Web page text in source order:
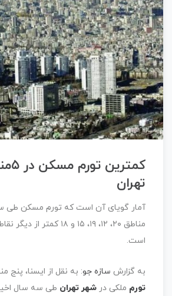
تهران
آمار گویای آن است که تورم مسکن طی
مناطق ۲۰، ۱۲، ۱۹، ۱۵ و ۱۸
است.
به گزارش سازه جو: به نقل از ایسنا، پنج
تورم ملکی در شهر تهران طی سه سال